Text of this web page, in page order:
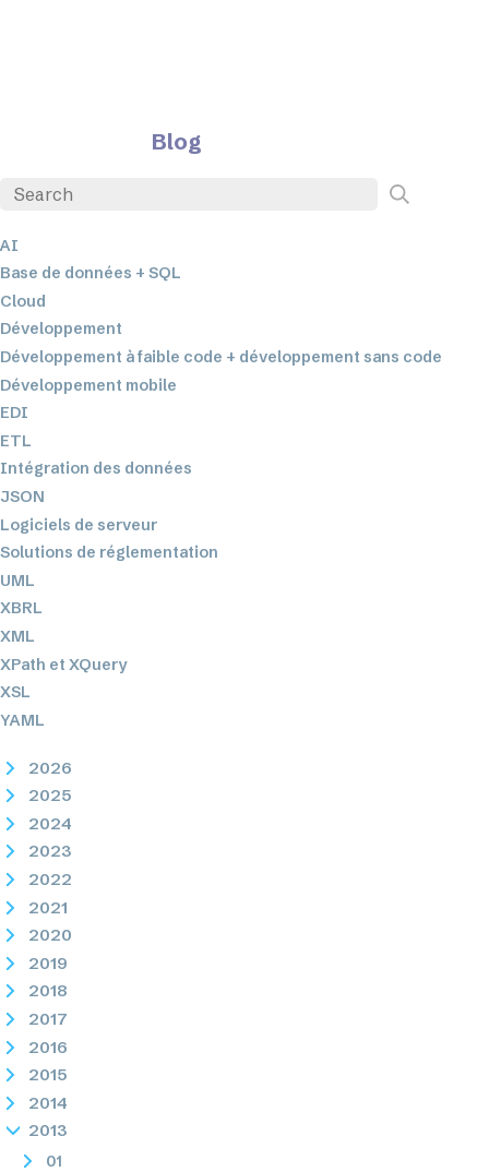
Blog
AI
Base de données + SQL
Cloud
Développement
Développement à faible code + développement sans code
Développement mobile
EDI
ETL
Intégration des données
JSON
Logiciels de serveur
Solutions de réglementation
UML
XBRL
XML
XPath et XQuery
XSL
YAML
2026
2025
2024
2023
2022
2021
2020
2019
2018
2017
2016
2015
2014
2013
01